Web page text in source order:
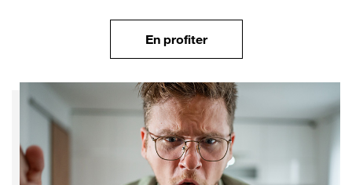
En profiter